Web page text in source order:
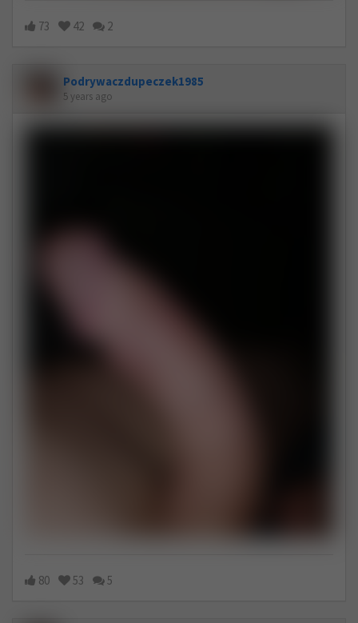
73 42 2
Podrywaczdupeczek1985
5 years ago
80 53 5